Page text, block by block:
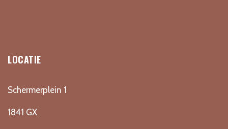
LOCATIE
Schermerplein 1
1841 GX